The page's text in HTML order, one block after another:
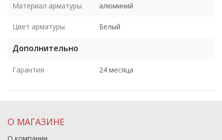
Материал арматуры. алюминий
Цвет арматуры. Белый
Дополнительно
Гарантия 24 месяца
О МАГАЗИНЕ